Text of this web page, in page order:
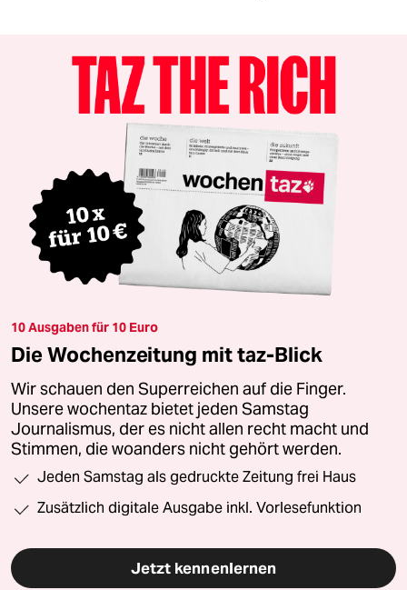
10 Ausgaben für 10 Euro
Die Wochenzeitung mit taz-Blick
Wir schauen den Superreichen auf die Finger.
Unsere wochentaz bietet jeden Samstag
Journalismus, der es nicht allen recht macht und
Stimmen, die woanders nicht gehört werden.
Jeden Samstag als gedruckte Zeitung frei Haus
Zusätzlich digitale Ausgabe inkl. Vorlesefunktion
Jetzt kennenlernen